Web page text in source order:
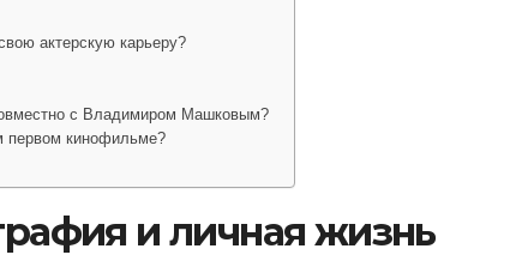
актерскую карьеру?
с Владимиром Машковым?
первом кинофильме?
и личная жизнь